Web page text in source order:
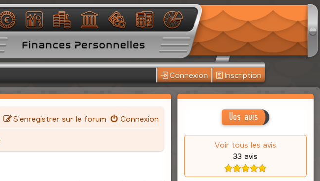
Connexion Inscription
Connexion
S’enregistrer sur le forum Vos avis
Voir tous les avis
33 avis